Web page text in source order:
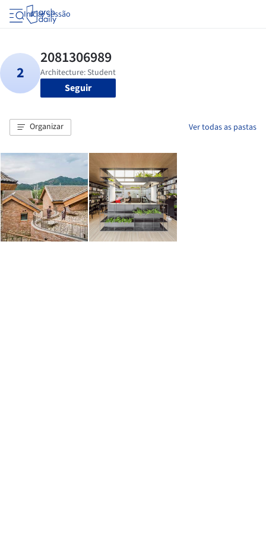
Iniciar sessão
Seguir
Organizar Ver todas as pastas